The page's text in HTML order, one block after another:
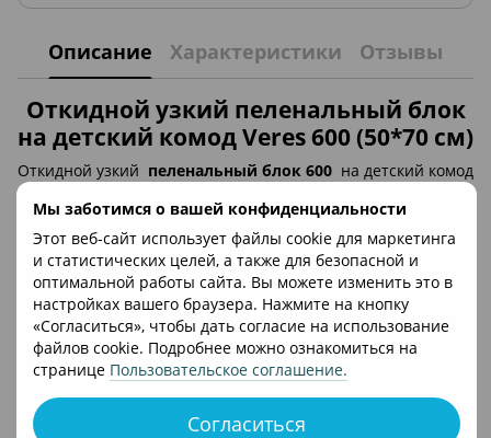
Мы заботимся о вашей конфиденциальности
Этот веб-сайт использует файлы cookie для маркетинга
и статистических целей, а также для безопасной и
оптимальной работы сайта. Вы можете изменить это в
настройках вашего браузера. Нажмите на кнопку
«Согласиться», чтобы дать согласие на использование
файлов cookie. Подробнее можно ознакомиться на
странице Пользовательское соглашение.
Согласиться
Описание Характеристики Отзывы
Откидной узкий пеленальный блок
на детский комод Veres 600 (50*70 см)
Откидной узкий пеленальный блок 600 на детский комод
Veres. Удобная высота комода и пеленающей поверхности
позволяет снизить нагрузку на спину мамы.
Внимание! Пеленающий откидной блок Верес 600
присоединяется к комоду Верес, тогда вы получите
пеленальный комод Верес, пример на картинке.
Особенности пеленального блока на комод Veres:
крепится с помощью минификсов;
при необходимости пеленальный блок можно